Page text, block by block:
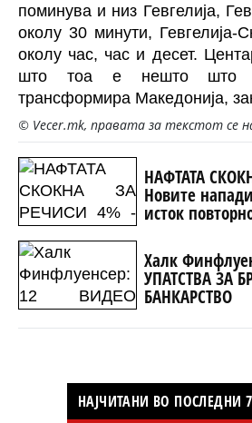
поминува и низ Гевгелија,
околу 30 минути, Гевгелија-
околу час, час и десет.
што тоа е нешто што
трансформира Македонија,
© Vecer.mk, правата за текстот се
НАФТАТА
Новите
исток
светските берзи
Халк
УПАТСТВА ЗА
БАНКАРСТВО
НАЈЧИТАНИ ВО ПОСЛЕДНИ